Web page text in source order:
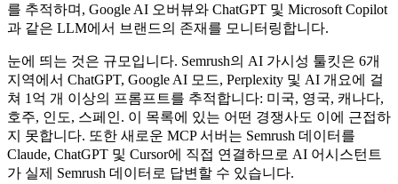
를 추적하며, Google AI 오버뷰와 ChatGPT 및 Microsoft Copilot
과 같은 LLM에서 브랜드의 존재를 모니터링합니다.
눈에 띄는 것은 규모입니다. Semrush의 AI 가시성 툴킷은 6개
지역에서 ChatGPT, Google AI 모드, Perplexity 및 AI 개요에 걸
쳐 1억 개 이상의 프롬프트를 추적합니다: 미국, 영국, 캐나다,
호주, 인도, 스페인. 이 목록에 있는 어떤 경쟁사도 이에 근접하
지 못합니다. 또한 새로운 MCP 서버는 Semrush 데이터를
Claude, ChatGPT 및 Cursor에 직접 연결하므로 AI 어시스턴트
가 실제 Semrush 데이터로 답변할 수 있습니다.